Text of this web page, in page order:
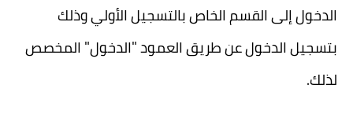
الدخول إلى القسم الخاص بالتسجيل الأولي وذلك
بتسجيل الدخول عن طريق العمود "الدخول" المخصص
لذلك.